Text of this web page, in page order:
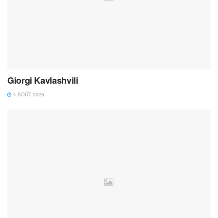
Giorgi Kavlashvili
4 AOÛT 2026